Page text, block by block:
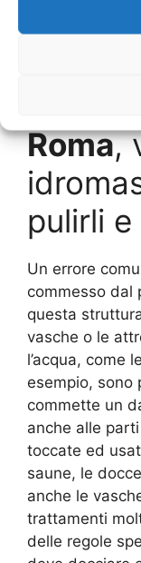
quanto
effettuati sui
Roma,
pulirli
Un errore
commesso dal
questa
vasche o le
l’acqua, come
esempio, sono
commette un
anche alle
toccate ed
saune, le
anche le
trattamenti
delle regole